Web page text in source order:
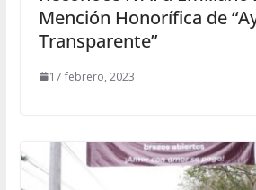
Mención Honorífica de
Transparente”
17 febrero, 2023